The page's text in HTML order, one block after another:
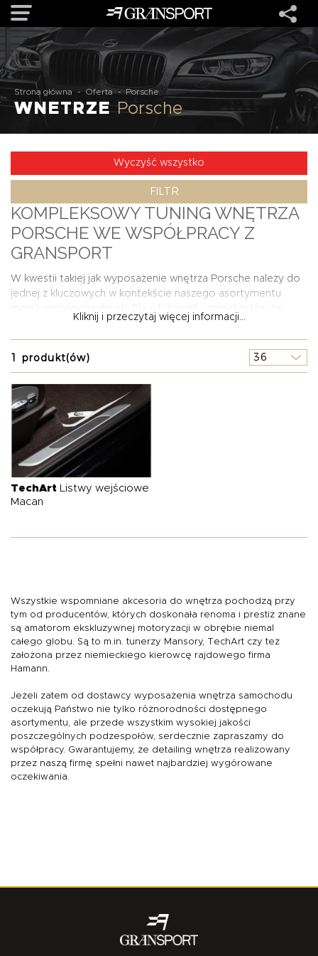
OFERTA
MARKI
O NAS
USŁUGI
KONTAKT
Strona główna - Oferta - Porsche
WNETRZEPorsche
Wyczyść wszystko
FILTR
KOMPLEKSOWY TUNING WNĘTRZA
PORSCHE WE WSPÓŁPRACY Z
GRANSPORT
W kwestii takiej jak wyposażenie wnętrza Porsche należy do
jednej z kluczowych w kontekście naszego asortymentu
prestiżowej niemieckiej marki przygotowaliśmy szeroką i
mocno niejednolitą ofertę, na którą składa się wyposażenie
wnętrza auta obejmujące m.in. listwy wejściowe, pedały,
podnóżki, manetki biegów, a także dywaniki i wykładziny do
wnętrz kokpitów oraz bagażników.
Kliknij i przeczytaj więcej informacji...
1 produkt(ów)
TechArt Listwy wejściowe
Macan
Wszystkie wspomniane akcesoria do wnętrza pochodzą przy
tym od producentów, których doskonała renoma i prestiż znane
są amatorom ekskluzywnej motoryzacji w obrębie niemal
całego globu. Są to m.in. tunerzy Mansory, TechArt czy też
założona przez niemieckiego kierowcę rajdowego firma
Hamann.
Jeżeli zatem od dostawcy wyposażenia wnętrza samochodu
oczekują Państwo nie tylko różnorodności dostępnego
asortymentu, ale przede wszystkim wysokiej jakości
poszczególnych podzespołów, serdecznie zapraszamy do
współpracy. Gwarantujemy, że detailing wnętrza realizowany
przez naszą firmę spełni nawet najbardziej wygórowane
oczekiwania.